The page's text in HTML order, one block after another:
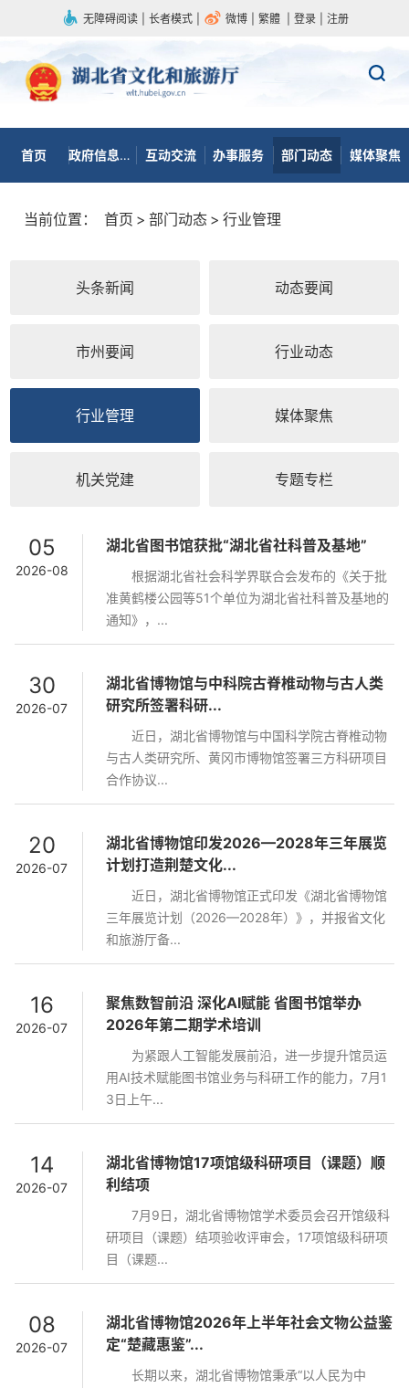
无障碍阅读 长者模式 微博 繁體 登录 注册
首页 政府信息公开 互动交流 办事服务 部门动态 媒体聚焦
当前位置： 首页 > 部门动态 > 行业管理
头条新闻 动态要闻
市州要闻 行业动态
行业管理 媒体聚焦
机关党建 专题专栏
湖北省图书馆获批“湖北省社科普及基地”
根据湖北省社会科学界联合会发布的《关于批
准黄鹤楼公园等51个单位为湖北省社科普及基地的
通知》，...
05
2026-08
湖北省博物馆与中科院古脊椎动物与古人类
研究所签署科研...
近日，湖北省博物馆与中国科学院古脊椎动物
与古人类研究所、黄冈市博物馆签署三方科研项目
合作协议...
30
2026-07
湖北省博物馆印发2026—2028年三年展览
计划打造荆楚文化...
近日，湖北省博物馆正式印发《湖北省博物馆
三年展览计划（2026—2028年）》，并报省文化
和旅游厅备...
20
2026-07
聚焦数智前沿 深化AI赋能 省图书馆举办
2026年第二期学术培训
为紧跟人工智能发展前沿，进一步提升馆员运
用AI技术赋能图书馆业务与科研工作的能力，7月1
3日上午...
16
2026-07
湖北省博物馆17项馆级科研项目（课题）顺
利结项
7月9日，湖北省博物馆学术委员会召开馆级科
研项目（课题）结项验收评审会，17项馆级科研项
目（课题...
14
2026-07
湖北省博物馆2026年上半年社会文物公益鉴
定“楚藏惠鉴”...
长期以来，湖北省博物馆秉承“以人民为中
08
2026-07